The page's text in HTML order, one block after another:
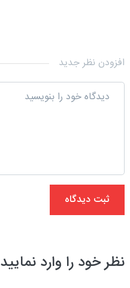
افزودن نظر جدید
ثبت دیدگاه
نظر خود را وارد نمایید